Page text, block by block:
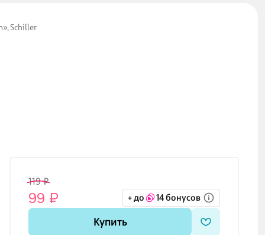
Schiller
119 ₽
99 ₽ + до 14 бонусов
Купить